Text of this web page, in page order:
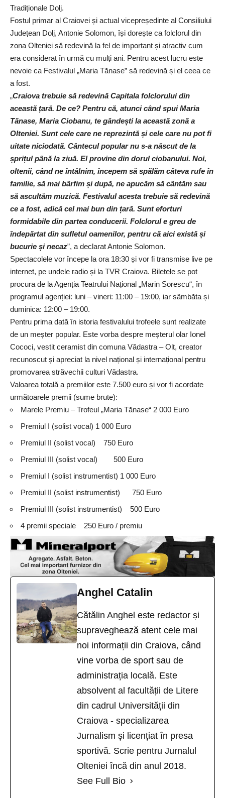
Tradiționale Dolj.
Fostul primar al Craiovei și actual vicepreședinte al Consiliului
Județean Dolj, Antonie Solomon, își dorește ca folclorul din
zona Olteniei să redevină la fel de important și atractiv cum
era considerat în urmă cu mulți ani. Pentru acest lucru este
nevoie ca Festivalul „Maria Tănase” să redevină și el ceea ce
a fost.
„Craiova trebuie să redevină Capitala folclorului din
această țară. De ce? Pentru că, atunci când spui Maria
Tănase, Maria Ciobanu, te gândești la această zonă a
Olteniei. Sunt cele care ne reprezintă și cele care nu pot fi
uitate niciodată. Cântecul popular nu s-a născut de la
șprițul până la ziuă. El provine din dorul ciobanului. Noi,
oltenii, când ne întâlnim, începem să spălăm câteva rufe în
familie, să mai bârfim și după, ne apucăm să cântăm sau
să ascultăm muzică. Festivalul acesta trebuie să redevină
ce a fost, adică cel mai bun din țară. Sunt eforturi
formidabile din partea conducerii. Folclorul e greu de
îndepărtat din sufletul oamenilor, pentru că aici există și
bucurie și necaz”, a declarat Antonie Solomon.
Spectacolele vor începe la ora 18:30 și vor fi transmise live pe
internet, pe undele radio și la TVR Craiova. Biletele se pot
procura de la Agenția Teatrului Național „Marin Sorescu“, în
programul agenției: luni – vineri: 11:00 – 19:00, iar sâmbăta și
duminica: 12:00 – 19:00.
Pentru prima dată în istoria festivalului trofeele sunt realizate
de un meșter popular. Este vorba despre meșterul olar Ionel
Cococi, vestit ceramist din comuna Vădastra – Olt, creator
recunoscut și apreciat la nivel național și internațional pentru
promovarea străvechii culturi Vădastra.
Valoarea totală a premiilor este 7.500 euro și vor fi acordate
următoarele premii (sume brute):
Marele Premiu – Trofeul „Maria Tănase“ 2 000 Euro
Premiul I (solist vocal) 1 000 Euro
Premiul II (solist vocal) 750 Euro
Premiul III (solist vocal) 500 Euro
Premiul I (solist instrumentist) 1 000 Euro
Premiul II (solist instrumentist) 750 Euro
Premiul III (solist instrumentist) 500 Euro
4 premii speciale 250 Euro / premiu
Anghel Catalin
Cătălin Anghel este redactor și
supraveghează atent cele mai
noi informații din Craiova, când
vine vorba de sport sau de
administrația locală. Este
absolvent al facultății de Litere
din cadrul Universității din
Craiova - specializarea
Jurnalism și licențiat în presa
sportivă. Scrie pentru Jurnalul
Olteniei încă din anul 2018.
See Full Bio